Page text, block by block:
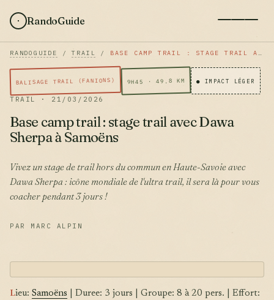
RandoGuide
RANDOGUIDE /TRAIL / BASE CAMP TRAIL : STAGE TRAIL AVEC DAWA SHERPA À SAMOËNS
BALISAGE TRAIL (FANIONS) 9H45 · 49.8 KM ● IMPACT LÉGER
TRAIL · 21/03/2026
Base camp trail : stage trail avec Dawa
Sherpa à Samoëns
Vivez un stage de trail hors du commun en Haute-Savoie avec
Dawa Sherpa : icône mondiale de l'ultra trail, il sera là pour vous
coacher pendant 3 jours !
PAR MARC ALPIN
Lieu: Samoëns | Duree: 3 jours | Groupe: 8 à 20 pers. | Effort: